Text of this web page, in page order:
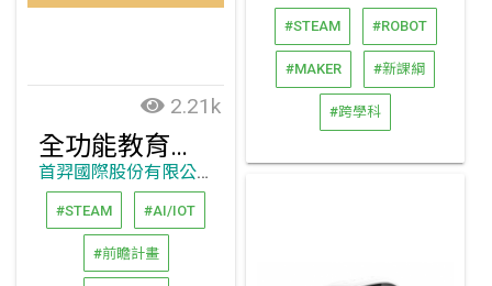
#STEAM #ROBOT
#MAKER #新課綱
#跨學科
2.21k
全功能教育無人機
首羿國際股份有限公司
#STEAM #AI/IOT
#前瞻計畫